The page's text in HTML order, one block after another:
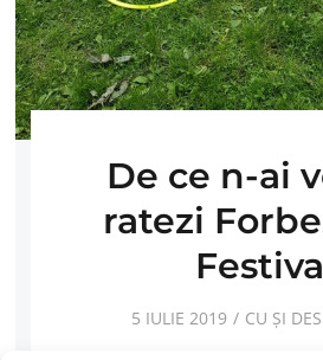
De ce n-ai
ratezi
5 IULIE 2019 CU ȘI